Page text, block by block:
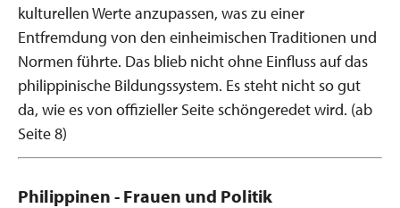
kulturellen Werte anzupassen, was zu einer
Entfremdung von den einheimischen Traditionen und
Normen führte. Das blieb nicht ohne Einfluss auf das
philippinische Bildungssystem. Es steht nicht so gut
da, wie es von offizieller Seite schöngeredet wird. (ab
Seite 8)
Philippinen - Frauen und Politik